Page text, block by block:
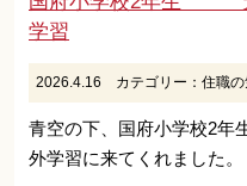
学習
2026.4.16 カテゴリー：住職の
青空の下、国府小学校2年
外学習に来てくれました。